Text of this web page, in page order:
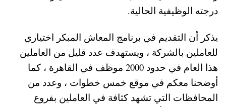
درجته الوظيفية الحالية.
يذكر أن التقديم في برنامج المعاش المبكر اختياري
للعاملين بالشركة ، ويستهدف عدد قليل من العاملين
هذا العام في حدود 2000 موظف في القاهرة ، كما
أوضحنا معكم في موقع خمس خطوات ، وعدد من
المحافظات التي تشهد كثافة في العاملين بفروع